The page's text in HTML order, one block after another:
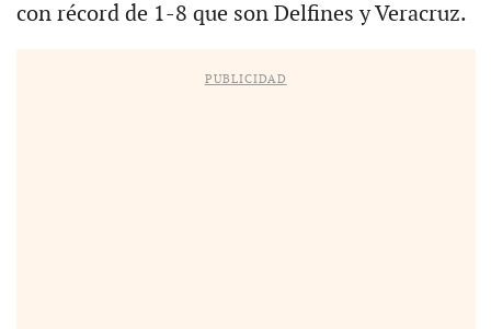
con récord de 1-8 que son Delfines y Veracruz.
PUBLICIDAD